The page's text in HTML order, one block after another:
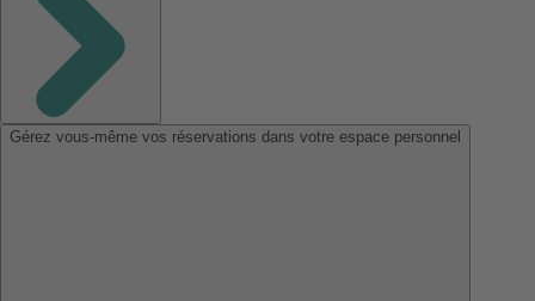
Gérez vous-même vos réservations dans votre espace personnel